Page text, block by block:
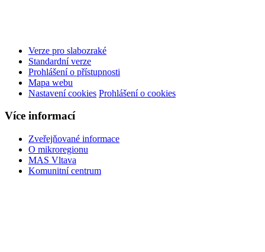
Verze pro slabozraké
Standardní verze
Prohlášení o přístupnosti
Mapa webu
Nastavení cookies Prohlášení o cookies
Více informací
Zveřejňované informace
O mikroregionu
MAS Vltava
Komunitní centrum